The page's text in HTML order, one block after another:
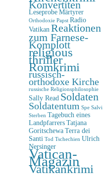
Konvertiten
Leseprobe Märtyrer
Orthodoxie Papst Radio
Vatikan Reaktionen
zum Farnese-
Komplott
religious
thriller
Romkrimi
russisch-
orthodoxe Kirche
russische Religionsphilosophie
Sally Read Soldaten
Soldatentum Spe Salvi
Sterben Tagebuch eines
Landpfarrers Tatjana
Goritschewa Terra dei
Santi Tod Tschechien Ulrich
Nersinger
Vatican-
Magazin
Vatikankrimi